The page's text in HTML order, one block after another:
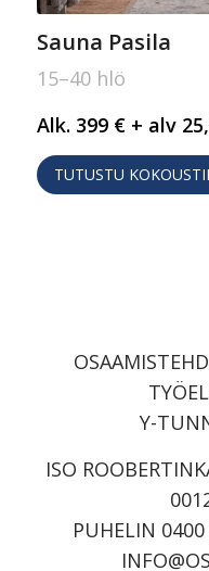
Sauna Pasila
15–40 hlö
Alk. 399 € + alv
TUTUSTU
Y-
ISO
PUHELIN